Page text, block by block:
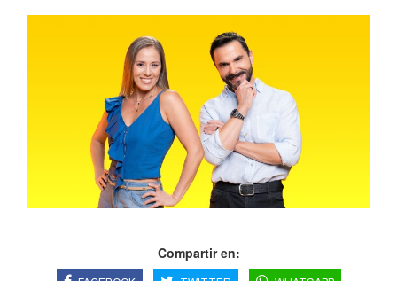
Compartir en: